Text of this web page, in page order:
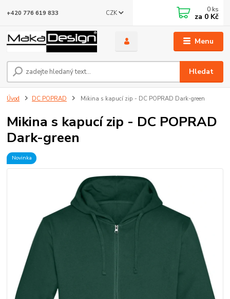
Menu
CZK
Hledat
+420 776 619 833 0 ks
za 0 Kč
Úvod DC POPRAD Mikina s kapucí zip - DC POPRAD Dark-green
Mikina s kapucí zip - DC POPRAD
Dark-green
Novinka